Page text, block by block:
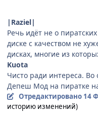
|Raziel|
Речь идёт не о
диске с качеством не
дисках, многие из
Kuota
Чисто ради интереса. Во
Депеш Мод на пиратке
Отредактировано 14
историю изменений)